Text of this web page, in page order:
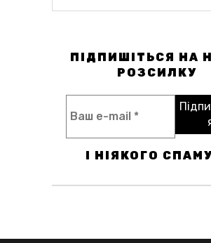
ПІДПИШІТЬСЯ НА
РОЗСИЛКУ
І НІЯКОГО